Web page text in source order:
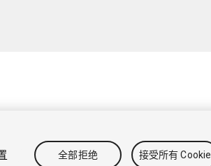
Cookie 不要出售或分享我的个人信息
全部拒绝 接受所有 Cookie